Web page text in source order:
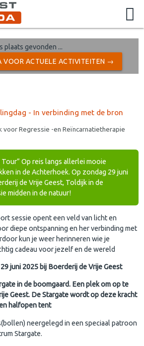
plaats gevonden ...
VOOR ACTUELE ACTIVITEITEN →
- In verbinding met de bron
voor Regressie -en Reïncarnatietherapie
Tour” Op reis langs allerlei mooie
in de Achterhoek. Op zondag 29 juni
de Vrije Geest, Toldijk in de
midden in de natuur!
sessie opent een veld van licht en
diepe ontspanning en her verbinding met
kun je weer herinneren wie je
cadeau voor jezelf en de wereld
bij Boerderij de Vrije Geest
in de boomgaard. Een plek om op te
Geest. De Stargate wordt op deze kracht
halfopen tent
neergelegd in een speciaal patroon
Stargate.